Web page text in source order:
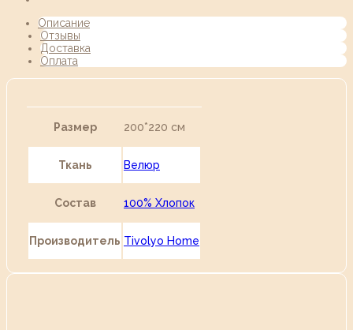
Описание
Отзывы
Доставка
Оплата
Размер 200*220 см
Ткань Велюр
Состав 100% Хлопок
Производитель Tivolyo Home